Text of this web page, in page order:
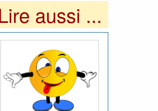
aussi ...